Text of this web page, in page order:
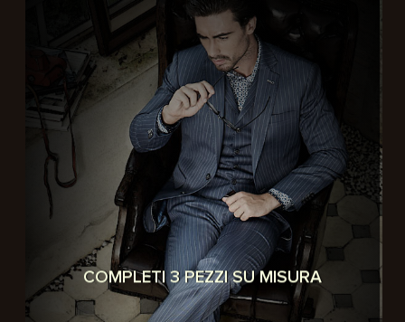
COMPLETI 3 PEZZI SU MISURA